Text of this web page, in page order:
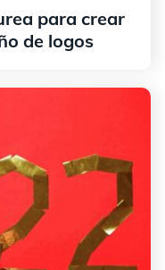
para crear
de logos